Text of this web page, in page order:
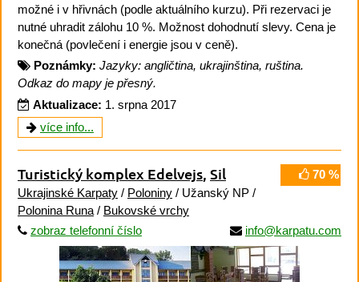
možné i v hřivnách (podle aktuálního kurzu). Při rezervaci je
nutné uhradit zálohu 10 %. Možnost dohodnutí slevy. Cena je
konečná (povlečení i energie jsou v ceně).
Poznámky: Jazyky: angličtina, ukrajinština, ruština.
Odkaz do mapy je přesný.
Aktualizace: 1. srpna 2017
více info...
70 %
Turistický komplex Edelvejs, Sil
Ukrajinské Karpaty / Poloniny / Užanský NP /
Polonina Runa / Bukovské vrchy
zobraz telefonní číslo
info@karpatu.com